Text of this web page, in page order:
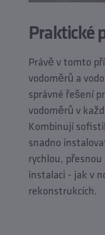
Praktické
Právě v tomto
vodoměrů a
správné řešení
vodoměrů v
Kombinují
snadno
rychlou,
instalaci - jak v
rekonstrukcích.